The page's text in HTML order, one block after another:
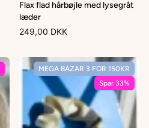
Flax flad hårbøjle med lysegråt
læder
249,00 DKK
MEGA BAZAR 3 FOR 150KR
Spar 33%